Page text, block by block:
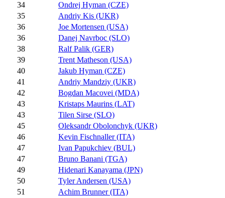
34
Ondrej Hyman (CZE)
35
Andriy Kis (UKR)
36
Joe Mortensen (USA)
36
Danej Navrboc (SLO)
38
Ralf Palik (GER)
39
Trent Matheson (USA)
40
Jakub Hyman (CZE)
41
Andriy Mandziy (UKR)
42
Bogdan Macovei (MDA)
43
Kristaps Maurins (LAT)
43
Tilen Sirse (SLO)
45
Oleksandr Obolonchyk (UKR)
46
Kevin Fischnaller (ITA)
47
Ivan Papukchiev (BUL)
47
Bruno Banani (TGA)
49
Hidenari Kanayama (JPN)
50
Tyler Andersen (USA)
51
Achim Brunner (ITA)